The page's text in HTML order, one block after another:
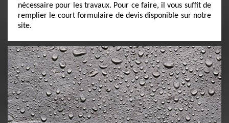
nécessaire pour les travaux. Pour ce faire, il vous suffit de
remplier le court formulaire de devis disponible sur notre
site.